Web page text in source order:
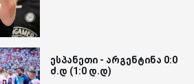
ესპანეთი - არგენტინა 0:0
ძ.დ (1:0 დ.დ)